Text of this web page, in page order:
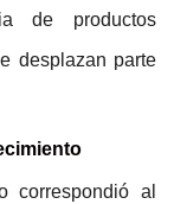
de productos
desplazan parte
correspondió al